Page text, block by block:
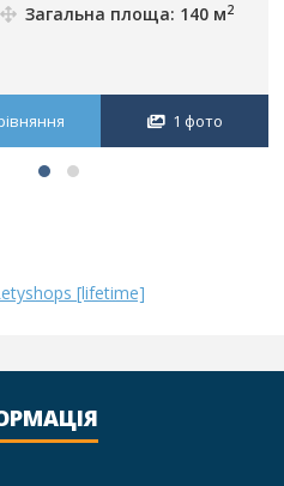
Загальна площа: 140 м2
1 фото